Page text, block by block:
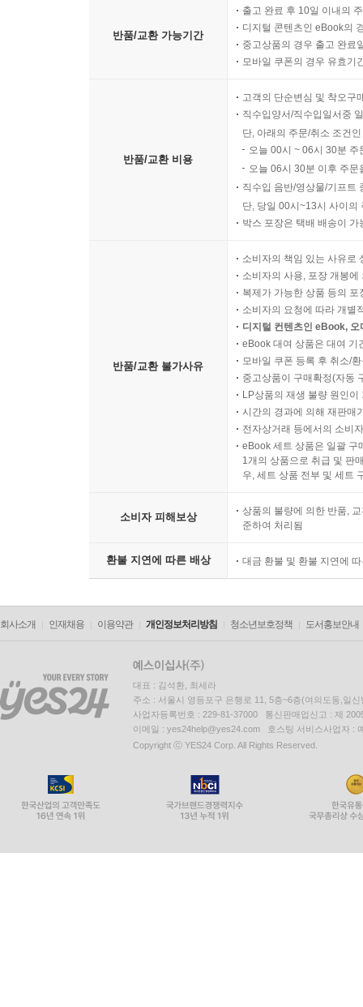
반품/교환 가능기간
출고 완료 후 10일 이내의
디지털 콘텐츠인 eBook의
중고상품의 경우 출고 완료
모바일 쿠폰의 경우 유효기
반품/교환 비용
고객의 단순변심 및 착오구
직수입양서/직수입일서중
단, 아래의 주문/취소 조건
오늘 00시 ~ 06시 30분
오늘 06시 30분 이후 주
직수입 음반/영상물/기프트
단, 당일 00시~13시 사이의
박스 포장은 택배 배송이
반품/교환 불가사유
소비자의 책임 있는 사유로
소비자의 사용, 포장 개봉
복제가 가능한 상품 등의
소비자의 요청에 따라 개별
디지털 컨텐츠인 eBook,
eBook 대여 상품은 대여 기
모바일 쿠폰 등록 후 취소/
중고상품이 구매확정(자동
LP상품의 재생 불량 원인
시간의 경과에 의해 재판매
전자상거래 등에서의 소비
eBook 세트 상품은 일괄 구
1개의 상품으로 취급 및 판
우, 세트 상품 전부 및 세트
소비자 피해보상
상품의 불량에 의한 반품,
준하여 처리됨
환불 지연에 따른 배상 대금 환불 및 환불 지연에
회사소개 인재채용 이용약관 개인정보처리방침 청소년보호정책 도서홍보안내
대표 : 김석환, 최세라
주소 : 서울시 영등포구 은행로 11, 5층~6층(여의도동,일신
사업자등록번호 : 229-81-37000 통신판매업신고 : 제
이메일 : yes24help@yes24.com 호스팅 서비스사업자 :
Copyright ⓒ YES24 Corp. All Rights Reserved.